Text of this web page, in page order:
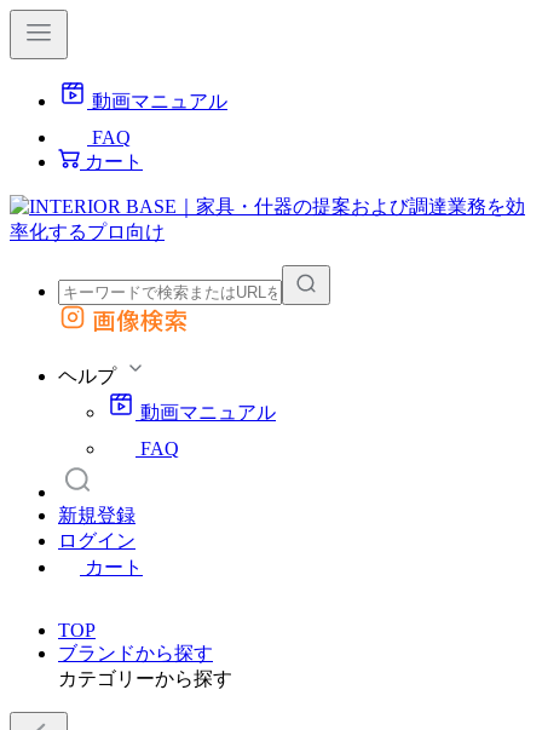
動画マニュアル
FAQ
カート
外部サイトの商品をカートに追加
画像検索
ヘルプ
動画マニュアル
FAQ
新規登録
ログイン
カート
TOP
ブランドから探す
カテゴリーから探す